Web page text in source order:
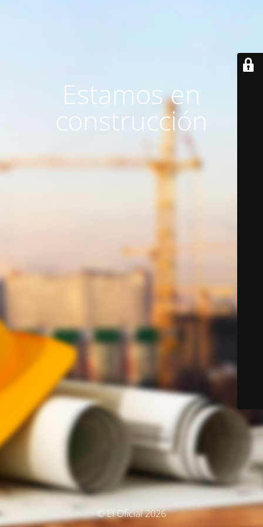
Estamos en
construcción
© El Oficial 2026